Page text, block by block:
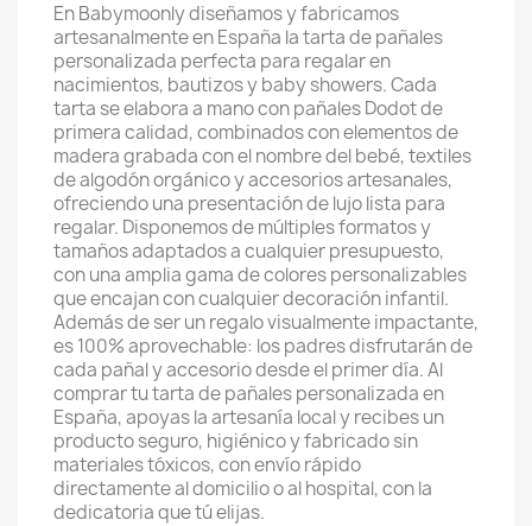
En Babymoonly diseñamos y fabricamos
artesanalmente en España la tarta de pañales
personalizada perfecta para regalar en
nacimientos, bautizos y baby showers. Cada
tarta se elabora a mano con pañales Dodot de
primera calidad, combinados con elementos de
madera grabada con el nombre del bebé, textiles
de algodón orgánico y accesorios artesanales,
ofreciendo una presentación de lujo lista para
regalar. Disponemos de múltiples formatos y
tamaños adaptados a cualquier presupuesto,
con una amplia gama de colores personalizables
que encajan con cualquier decoración infantil.
Además de ser un regalo visualmente impactante,
es 100% aprovechable: los padres disfrutarán de
cada pañal y accesorio desde el primer día. Al
comprar tu tarta de pañales personalizada en
España, apoyas la artesanía local y recibes un
producto seguro, higiénico y fabricado sin
materiales tóxicos, con envío rápido
directamente al domicilio o al hospital, con la
dedicatoria que tú elijas.